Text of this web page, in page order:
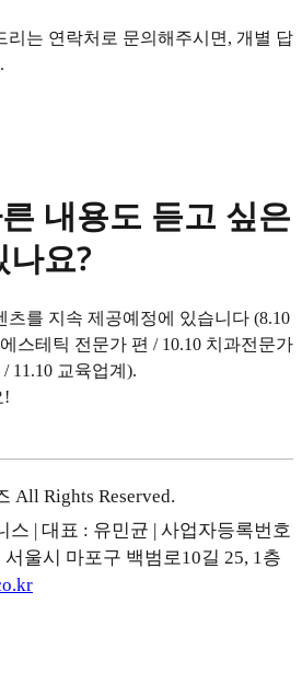
리는 연락처로 문의해주시면, 개별 답
내용도 듣고 싶은
요?
츠를 지속 제공예정에 있습니다 (8.10
스테틱 전문가 편 / 10.10 치과전문가
11.10 교육업계).
!
All Rights Reserved.
스 | 대표 : 유민균 | 사업자등록번호
서울시 마포구 백범로10길 25, 1층